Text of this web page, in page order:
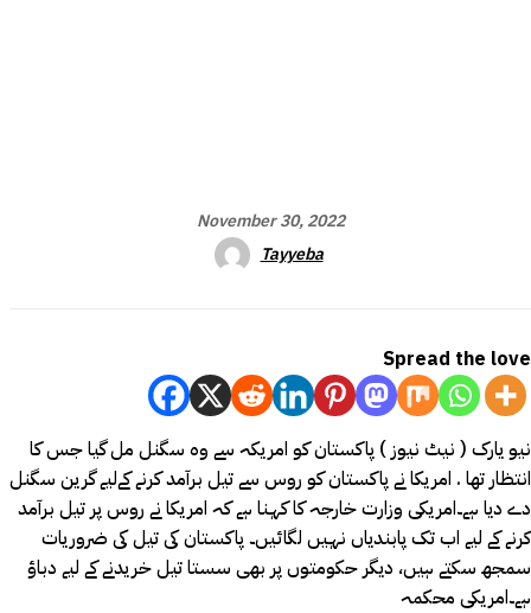
November 30, 2022
Tayyeba
Spread the love
نیو یارک ( نیٹ نیوز ) پاکستان کو امریکہ سے وہ سگنل مل گیا جس کا
انتظار تھا . امریکا نے پاکستان کو روس سے تیل برآمد کرنے کےلیے گرین سگنل
دے دیا ہے۔امریکی وزارت خارجہ کا کہنا ہے کہ امریکا نے روس پر تیل برآمد
کرنے کے لیے اب تک پابندیاں نہیں لگائیں۔ پاکستان کی تیل کی ضروریات
سمجھ سکتے ہیں، دیگر حکومتوں پر بھی سستا تیل خریدنے کے لیے دباؤ
ہے۔امریکی محکمہ